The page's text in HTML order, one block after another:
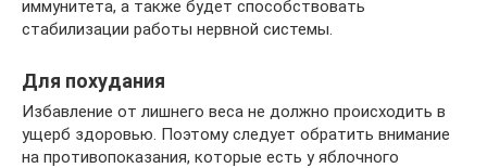
иммунитета, а также будет способствовать
стабилизации работы нервной системы.
Для похудания
Избавление от лишнего веса не должно происходить в
ущерб здоровью. Поэтому следует обратить внимание
на противопоказания, которые есть у яблочного